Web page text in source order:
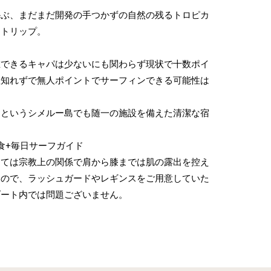
、まだまだ開発の手つかずの自然の残るトロピカ
リップ。
きるキャパは少ないにも関わらず現状で十数ポイ
れずで無人ポイントでサーフィンできる可能性は
いうシメルー島でも随一の施設を備えた清潔な宿
毎日サーフガイド
宗教上の関係で肩から膝までは肌の露出を控え
で、ラッシュガードやレギンスをご用意していた
ト内では問題ございません。